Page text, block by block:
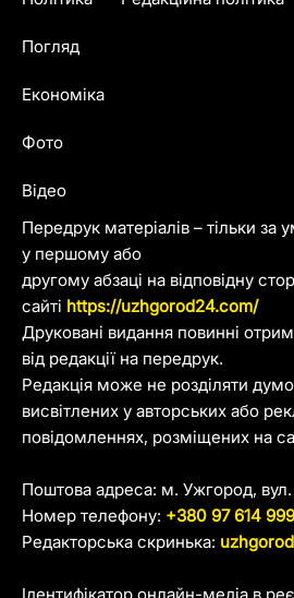
Передрук матеріалів – тільки за
у першому або
другому абзаці на відповідну
сайті https://uzhgorod24.com/
Друковані видання повинні
від редакції на передрук.
Редакція може не розділяти
висвітлених у авторських або
повідомленнях, розміщених на
Поштова адреса: м. Ужгород,
Номер телефону: +380 97 614
Редакторська скринька:
Погляд
Економіка
Фото
Відео